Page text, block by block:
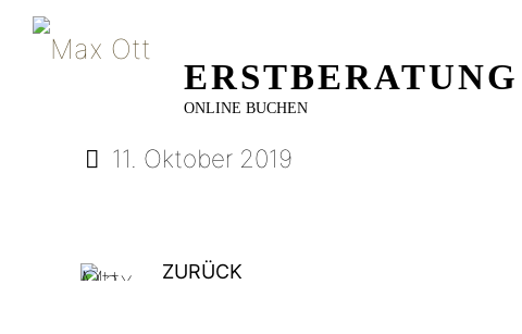
ERSTBERATUNG
ONLINE BUCHEN
11. Oktober 2019
ZURÜCK